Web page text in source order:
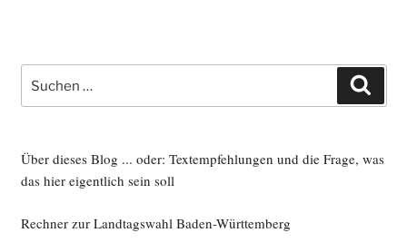
nach:
Über dieses Blog ... oder: Textempfehlungen und die Frage, was
das hier eigentlich sein soll
Rechner zur Landtagswahl Baden-Württemberg